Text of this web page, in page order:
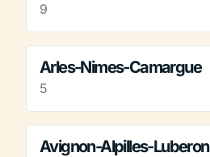
9
Arles-Nimes-Camargue
5
Avignon-Alpilles-Luberon